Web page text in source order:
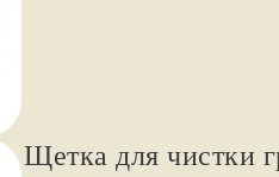
Щетка для чистки